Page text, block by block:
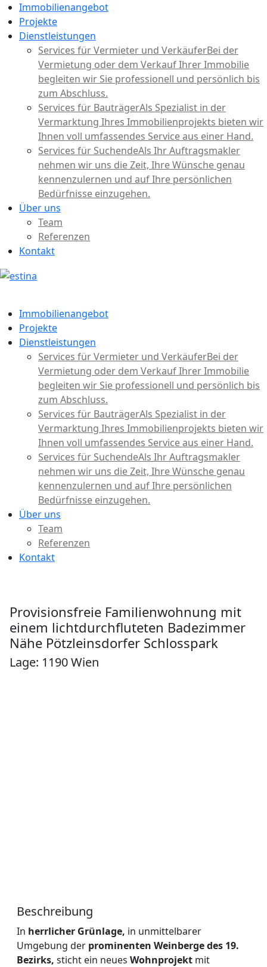
Immobilienangebot
Projekte
Dienstleistungen
Services für Vermieter und VerkäuferBei der
Vermietung oder dem Verkauf Ihrer Immobilie
begleiten wir Sie professionell und persönlich bis
zum Abschluss.
Services für BauträgerAls Spezialist in der
Vermarktung Ihres Immobilienprojekts bieten wir
Ihnen voll umfassendes Service aus einer Hand.
Services für SuchendeAls Ihr Auftragsmakler
nehmen wir uns die Zeit, Ihre Wünsche genau
kennenzulernen und auf Ihre persönlichen
Bedürfnisse einzugehen.
Über uns
Team
Referenzen
Kontakt
Immobilienangebot
Projekte
Dienstleistungen
Services für Vermieter und VerkäuferBei der
Vermietung oder dem Verkauf Ihrer Immobilie
begleiten wir Sie professionell und persönlich bis
zum Abschluss.
Services für BauträgerAls Spezialist in der
Vermarktung Ihres Immobilienprojekts bieten wir
Ihnen voll umfassendes Service aus einer Hand.
Services für SuchendeAls Ihr Auftragsmakler
nehmen wir uns die Zeit, Ihre Wünsche genau
kennenzulernen und auf Ihre persönlichen
Bedürfnisse einzugehen.
Über uns
Team
Referenzen
Kontakt
Provisionsfreie Familienwohnung mit
einem lichtdurchfluteten Badezimmer
Nähe Pötzleinsdorfer Schlosspark
Lage: 1190 Wien
Beschreibung
In herrlicher Grünlage, in unmittelbarer
Umgebung der prominenten Weinberge des 19.
Bezirks, sticht ein neues Wohnprojekt mit